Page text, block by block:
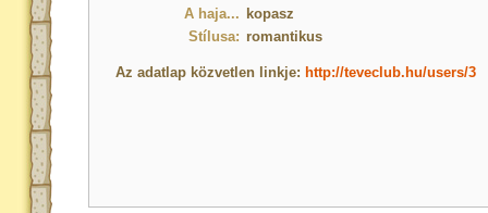
A haja... kopasz
Stílusa: romantikus
Az adatlap közvetlen linkje: http://teveclub.hu/users/3